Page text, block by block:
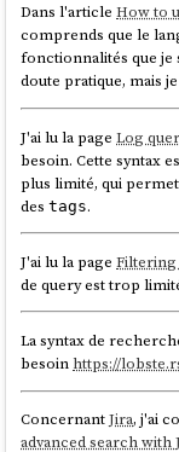
🙈
#JaiDécouvert
PRs, Protected
Enable Protected
branches in
to your auditor
We probably
professional
person team, get
about it when your
nightmare to
--from
Dans l'articleHow to
comprends que le
fonctionnalités que je
doute pratique, mais
J'ai lu la pageLog
besoin. Cette syntax
plus limité, qui
destags.
J'ai lu la page
de query est trop
La syntax de
besoin https://
ConcernantJira, j'ai
advanced search with